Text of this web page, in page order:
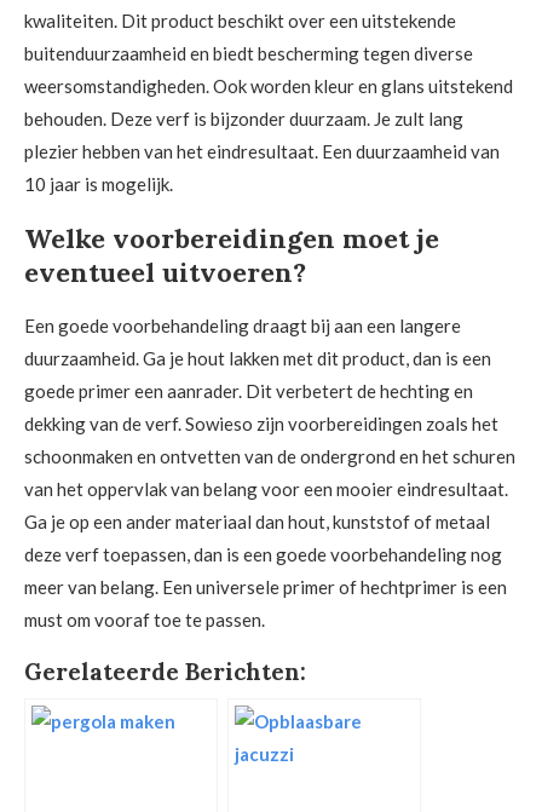
kwaliteiten. Dit product beschikt over een uitstekende
buitenduurzaamheid en biedt bescherming tegen diverse
weersomstandigheden. Ook worden kleur en glans uitstekend
behouden. Deze verf is bijzonder duurzaam. Je zult lang
plezier hebben van het eindresultaat. Een duurzaamheid van
10 jaar is mogelijk.
Welke voorbereidingen moet je
eventueel uitvoeren?
Een goede voorbehandeling draagt bij aan een langere
duurzaamheid. Ga je hout lakken met dit product, dan is een
goede primer een aanrader. Dit verbetert de hechting en
dekking van de verf. Sowieso zijn voorbereidingen zoals het
schoonmaken en ontvetten van de ondergrond en het schuren
van het oppervlak van belang voor een mooier eindresultaat.
Ga je op een ander materiaal dan hout, kunststof of metaal
deze verf toepassen, dan is een goede voorbehandeling nog
meer van belang. Een universele primer of hechtprimer is een
must om vooraf toe te passen.
Gerelateerde Berichten: